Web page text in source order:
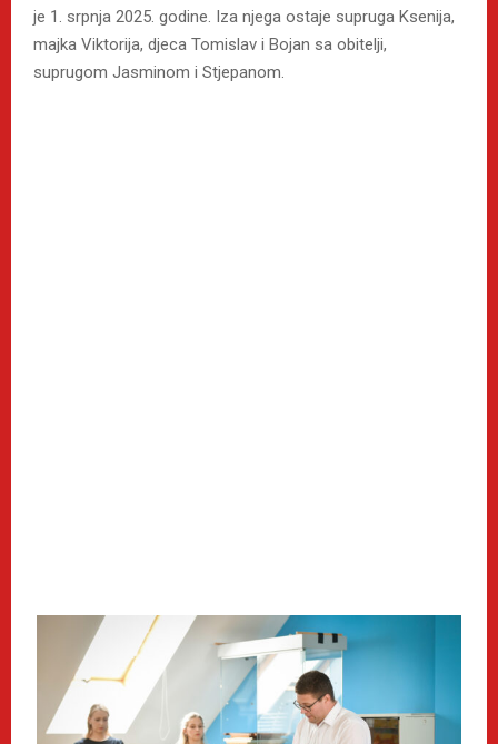
je 1. srpnja 2025. godine. Iza njega ostaje supruga Ksenija,
majka Viktorija, djeca Tomislav i Bojan sa obitelji,
suprugom Jasminom i Stjepanom.